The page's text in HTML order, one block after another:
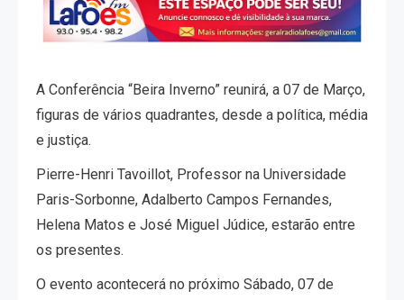
A Conferência “Beira Inverno” reunirá, a 07 de Março,
figuras de vários quadrantes, desde a política, média
e justiça.
Pierre-Henri Tavoillot, Professor na Universidade
Paris-Sorbonne, Adalberto Campos Fernandes,
Helena Matos e José Miguel Júdice, estarão entre
os presentes.
O evento acontecerá no próximo Sábado, 07 de